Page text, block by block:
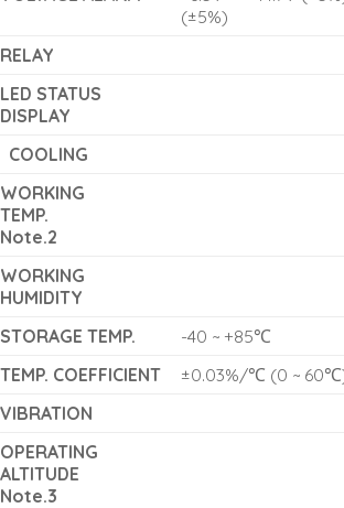
(±5%)
RELAY
LED STATUS
DISPLAY
COOLING
WORKING
TEMP.
Note.2
WORKING
HUMIDITY
STORAGE TEMP.
-40 ~ +85℃
TEMP. COEFFICIENT
±0.03%/℃ (0 ~
VIBRATION
OPERATING
ALTITUDE
Note.3